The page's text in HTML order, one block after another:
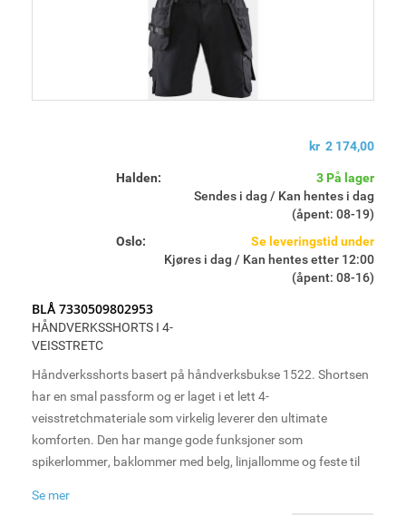
kr 2 174,00
Halden:
3 På lager
Sendes i dag / Kan hentes i dag
(åpent: 08-19)
Oslo:
Se leveringstid under
Kjøres i dag / Kan hentes etter 12:00
(åpent: 08-16)
BLÅ 7330509802953
HÅNDVERKSSHORTS I 4-
VEISSTRETC
Håndverksshorts basert på håndverksbukse 1522. Shortsen
har en smal passform og er laget i et lett 4-
veisstretchmateriale som virkelig leverer den ultimate
komforten. Den har mange gode funksjoner som
spikerlommer, baklommer med belg, linjallomme og feste til
håndverkere på varme dager.
Se mer